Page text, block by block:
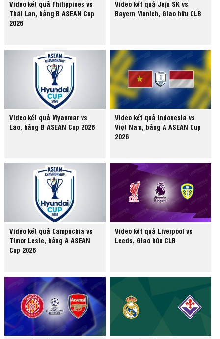
Video kết quả Philippines vs
Thái Lan, bảng B ASEAN Cup
2026
Video kết quả Jeju SK vs
Bayern Munich, Giao hữu CLB
Video kết quả Myanmar vs
Lào, bảng B ASEAN Cup 2026
Video kết quả Indonesia vs
Việt Nam, bảng A ASEAN Cup
2026
Video kết quả Campuchia vs
Timor Leste, bảng A ASEAN
Cup 2026
Video kết quả Liverpool vs
Leeds, Giao hữu CLB